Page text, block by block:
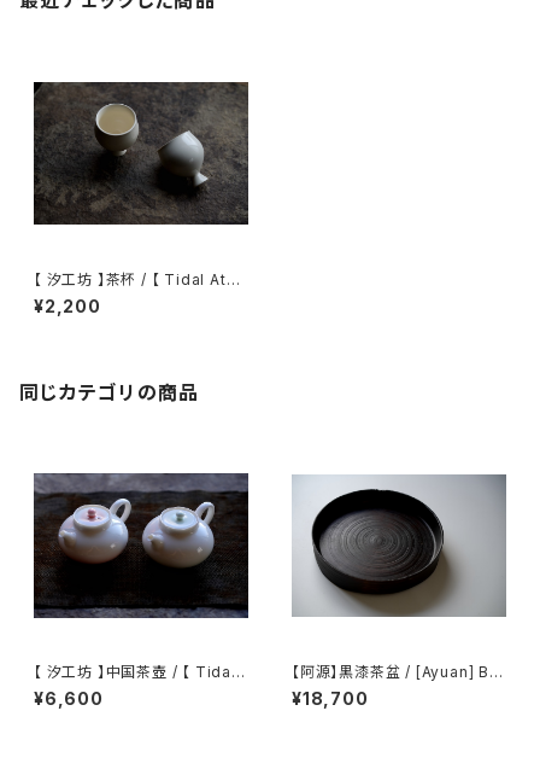
【 汐工坊 】茶杯 / 【 Tidal Ateli
er 】 Teacup
¥2,200
同じカテゴリの商品
【 汐工坊 】中国茶壺 / 【 Tidal
Atelier 】Chinese teapot
¥6,600
【阿源】黒漆茶盆 / [Ayuan] Bla
ck Lacquer Tea Tray
¥18,700